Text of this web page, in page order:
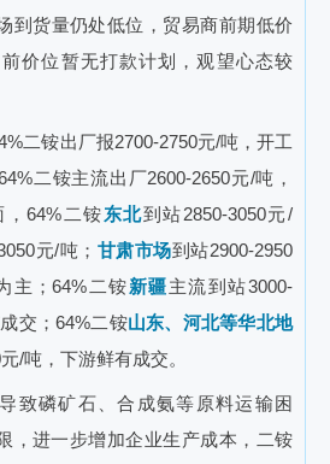
到货量仍处低位，贸易商前期低价
价位暂无打款计划，观望心态较
二铵出厂报2700-2750元/吨，开工
二铵主流出厂2600-2650元/吨，
64%二铵东北到站2850-3050元/
元/吨； 甘肃市场到站2900-2950
主；64%二铵新疆主流到站3000-
交；64%二铵山东、河北等华北地
/吨，下游鲜有成交。
致磷矿石、合成氨等原料运输困
，进一步增加企业生产成本，二铵